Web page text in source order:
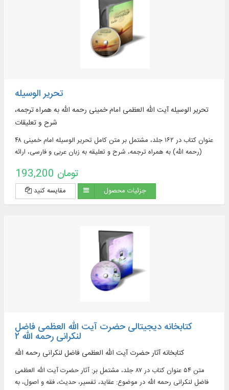
تحریر الوسیله
تحریر الوسیله آیت الله العظمی امام خمینی رحمه الله به همراه ترجمه،
شرح و تعلیقات
۴۸ عنوان کتاب در ۱۶۲ جلد، مشتمل بر‌ متن کامل تحریر الوسیله امام خمینی
(رحمه الله) به همراه ترجمه، شرح و تعلیقه به زبان عربی و فارسی، ارائه
193,200 تومان
مقایسه کنید جزئیات محصول
کتابخانه دیجیتالی حضرت آیت الله العظمی فاضل
لنکرانی رحمه الله ۲
کتابخانه آثار حضرت آیت الله العظمی فاضل لنکرانی رحمه الله
متن ۵۴ عنوان کتاب در ۸۷ جلد، مشتمل بر: آثار حضرت آیت الله العظمی
فاضل لنکرانی رحمه الله در موضوع: عقاید، تفسیر، حدیث، فقه و اصول، به